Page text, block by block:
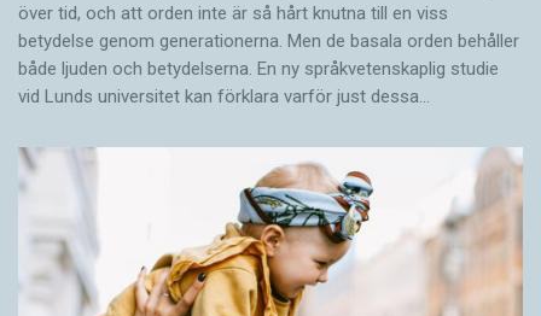
över tid, och att orden inte är så hårt knutna till en viss
betydelse genom generationerna. Men de basala orden behåller
både ljuden och betydelserna. En ny språkvetenskaplig studie
vid Lunds universitet kan förklara varför just dessa…